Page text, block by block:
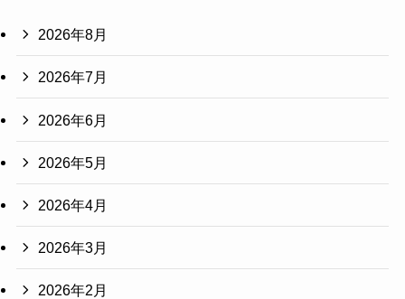
2026年8月
2026年7月
2026年6月
2026年5月
2026年4月
2026年3月
2026年2月